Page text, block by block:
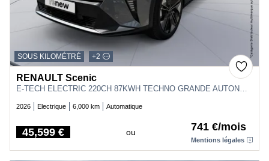
SOUS KILOMÉTRÉ +2
RENAULT Scenic
E-TECH ELECTRIC 220CH 87KWH TECHNO GRANDE AUTONOMIE -25
2026 Electrique 6,000 km Automatique
Price
45,599 € ou 741 €/mois
Mentions légales